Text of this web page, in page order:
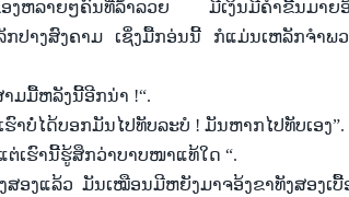
ງຫລາຍໆຄົນທີ່ລ້ຳລວຍ ມີເງິນມີຄຳຂື້ນມາຍ
ກປາງສົງຄາມ ເຊິ່ງມື້ກອ່ນນີ້ ກໍແມ່ນເຫລັກຈຳພ
າມມື້ຫລັງນີ້ອີກນ່າ !“.
ເຮົາບໍ່ໄດ້ບອກມັນໄປທັບລະບໍ ! ມັນຫາກໄປທັບເອງ”.
ຕ່ເຮົານີ້ຮູ້ສຶກວ່າບາບໜາແທ້ໃດ“.
ສອງແລ້ວ ມັນເໝືອນມີຫຍັງມາຈອ້ງຂາທັງສອງເບື້